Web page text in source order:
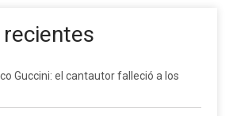
Guccini: el cantautor falleció a los